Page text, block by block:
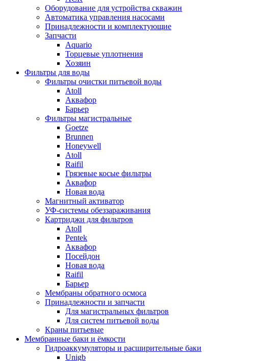
Оборудование для устройства скважин
Автоматика управления насосами
Принадлежности и комплектующие
Запчасти
Aquario
Торцевые уплотнения
Хозяин
Фильтры для воды
Фильтры очистки питьевой воды
Atoll
Аквафор
Барьер
Фильтры магистральные
Goetze
Brunnen
Honeywell
Atoll
Raifil
Грязевые косые фильтры
Аквафор
Новая вода
Магнитный активатор
УФ-системы обеззараживания
Картриджи для фильтров
Atoll
Pentek
Аквафор
Посейдон
Новая вода
Raifil
Барьер
Мембраны обратного осмоса
Принадлежности и запчасти
Для магистральных фильтров
Для систем питьевой воды
Краны питьевые
Мембранные баки и ёмкости
Гидроаккумуляторы и расширительные баки
Unigb